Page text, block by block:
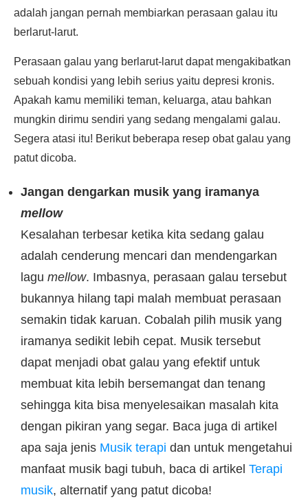
adalah jangan pernah membiarkan perasaan galau itu
berlarut-larut.
Perasaan galau yang berlarut-larut dapat mengakibatkan
sebuah kondisi yang lebih serius yaitu depresi kronis.
Apakah kamu memiliki teman, keluarga, atau bahkan
mungkin dirimu sendiri yang sedang mengalami galau.
Segera atasi itu! Berikut beberapa resep obat galau yang
patut dicoba.
Jangan dengarkan musik yang iramanya
mellow
Kesalahan terbesar ketika kita sedang galau
adalah cenderung mencari dan mendengarkan
lagu mellow. Imbasnya, perasaan galau tersebut
bukannya hilang tapi malah membuat perasaan
semakin tidak karuan. Cobalah pilih musik yang
iramanya sedikit lebih cepat. Musik tersebut
dapat menjadi obat galau yang efektif untuk
membuat kita lebih bersemangat dan tenang
sehingga kita bisa menyelesaikan masalah kita
dengan pikiran yang segar. Baca juga di artikel
apa saja jenis Musik terapi dan untuk mengetahui
manfaat musik bagi tubuh, baca di artikel Terapi
musik, alternatif yang patut dicoba!